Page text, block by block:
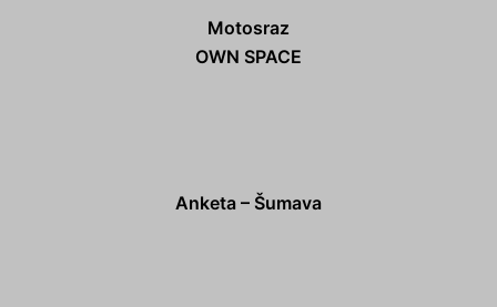
Motosraz
OWN SPACE
Anketa – Šumava